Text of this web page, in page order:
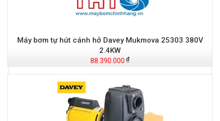
Máy bơm tự hút cánh hở Davey Mukmova 25303 380V
2.4KW
88.390.000